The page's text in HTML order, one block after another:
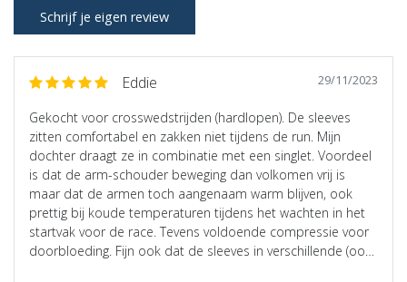
Schrijf je eigen review
Eddie 29/11/2023
Gekocht voor crosswedstrijden (hardlopen). De sleeves
zitten comfortabel en zakken niet tijdens de run. Mijn
dochter draagt ze in combinatie met een singlet. Voordeel
is dat de arm-schouder beweging dan volkomen vrij is
maar dat de armen toch aangenaam warm blijven, ook
prettig bij koude temperaturen tijdens het wachten in het
startvak voor de race. Tevens voldoende compressie voor
doorbloeding. Fijn ook dat de sleeves in verschillende (ook